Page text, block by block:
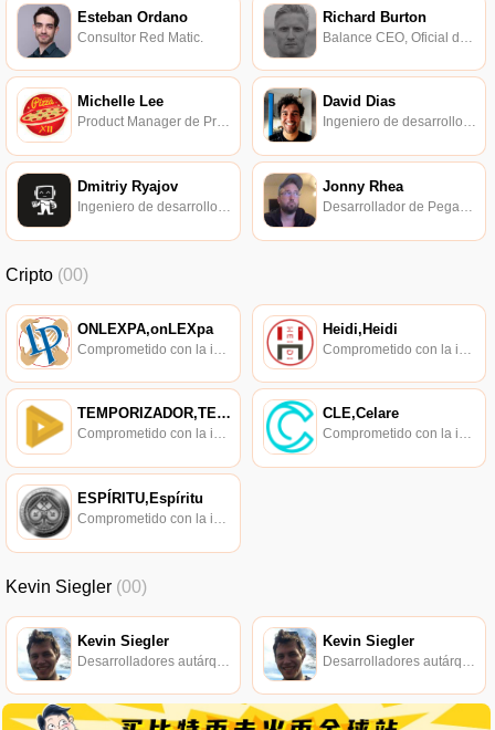
Esteban Ordano
Consultor Red Matic.
Richard Burton
Michelle Lee
Product Manager de Protocol Labs.
David Dias
Ingeniero de desarrollo de software peer-to-peer en Protocol Labs.
Dmitriy Ryajov
Ingeniero de desarrollo de Status y Metamask.
Jonny Rhea
Desarrollador de PegaSys Ethereum.
Cripto (00)
ONLEXPA,onLEXpa Heidi,Heidi
TEMPORIZADOR,TEMPORIZADOR
Comprometido con la investigación de políticas en los campos de las nuevas finanzas, las finanzas internacionales y los mercados financieros.
CLE,Celare
Comprometido con la investigación de políticas en los campos de las nuevas finanzas, las finanzas internacionales y los mercados financieros.
ESPÍRITU,Espíritu
Comprometido con la investigación de políticas en los campos de las nuevas finanzas, las finanzas internacionales y los mercados financieros.
Kevin Siegler (00)
Kevin Siegler Kevin Siegler